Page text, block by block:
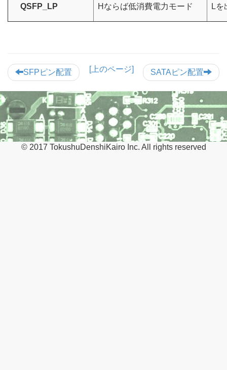
QSFP_LP Hならば低消費電力モード Lを
SFPピン配置 SATAピン配置
[上のページ]
© 2017 TokushuDenshiKairo Inc. All rights reserved